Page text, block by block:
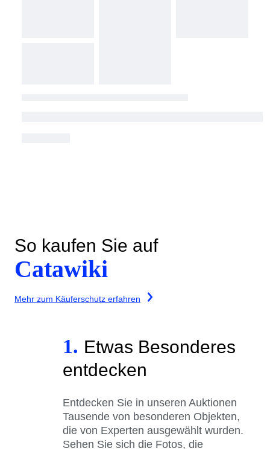
So kaufen Sie auf
Catawiki
Mehr zum Käuferschutz erfahren
1. Etwas Besonderes
entdecken
Entdecken Sie in unseren Auktionen
Tausende von besonderen Objekten,
die von Experten ausgewählt wurden.
Sehen Sie sich die Fotos, die